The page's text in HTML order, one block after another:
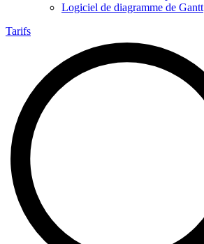
Logiciel de diagramme de Gantt
Tarifs